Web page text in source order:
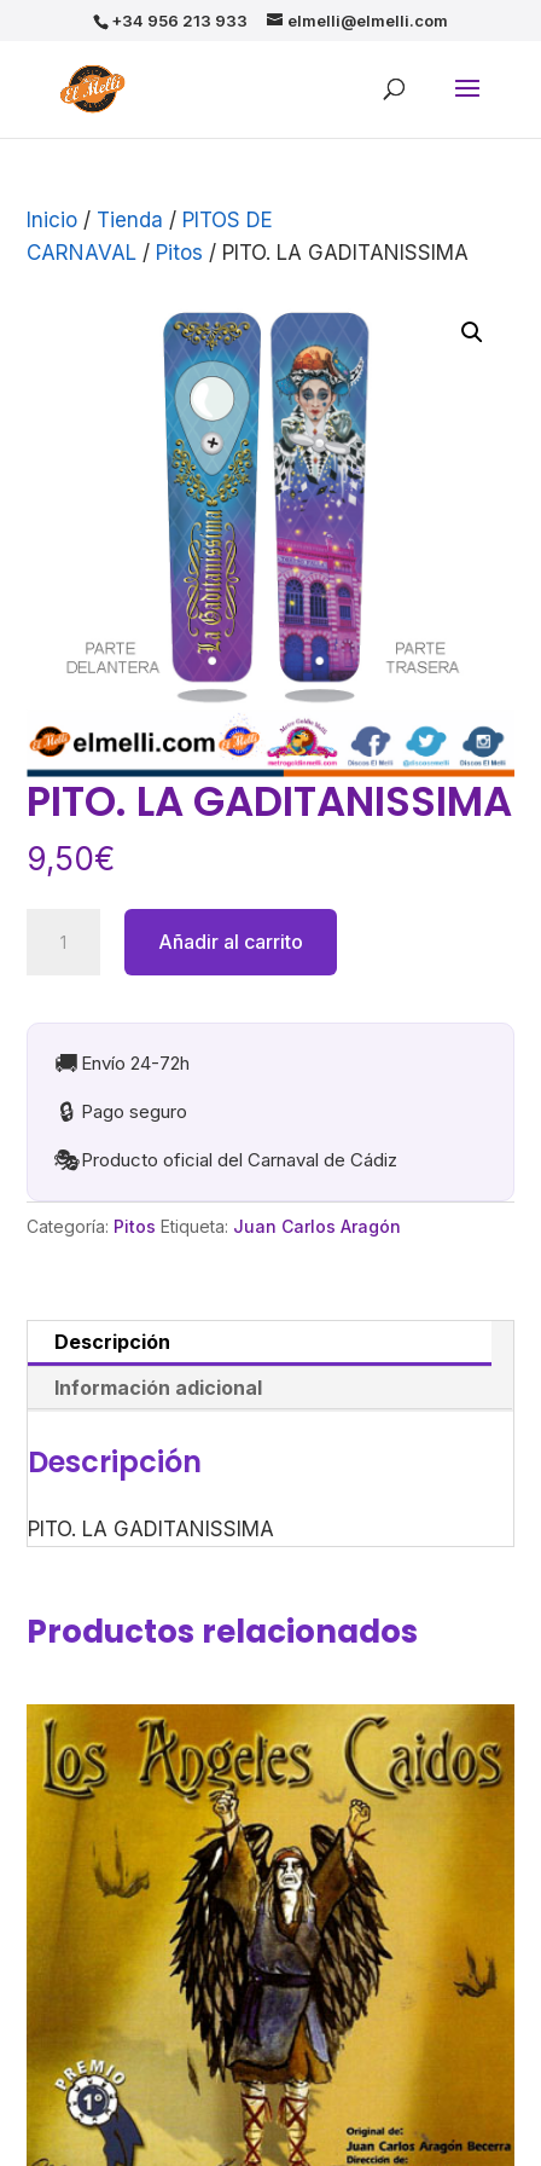
+34 956 213 933 elmelli@elmelli.com
Inicio / Tienda / PITOS DE
CARNAVAL / Pitos / PITO. LA GADITANISSIMA
PITO. LA GADITANISSIMA
9,50€
cantidad
Añadir al carrito
🚚 Envío 24-72h
🔒 Pago seguro
🎭Producto oficial del Carnaval de Cádiz
Categoría: Pitos Etiqueta: Juan Carlos Aragón
Descripción
Información adicional
Descripción
PITO. LA GADITANISSIMA
Productos relacionados